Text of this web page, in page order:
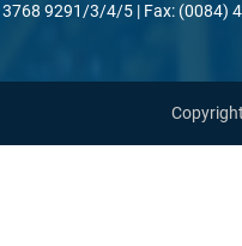
9291/3/4/5 | Fax: (0084)